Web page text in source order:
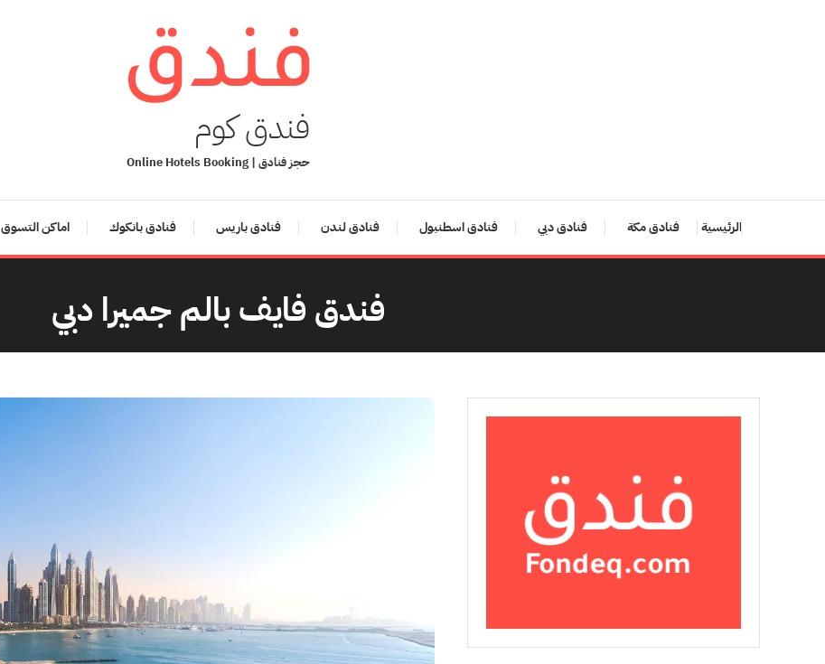
فندق كوم
حجز فنادق | Online Hotels Booking
الرئيسية فنادق مكة فنادق دبي فنادق اسطنبول فنادق لندن فنادق باريس فنادق بانكوك اماكن التسوق
فندق فايف بالم جميرا دبي